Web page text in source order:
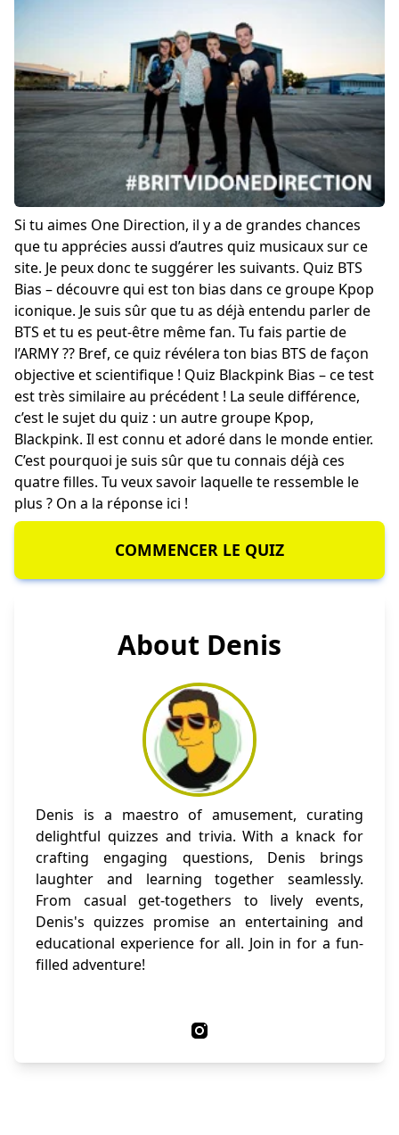
Si tu aimes One Direction, il y a de grandes chances
que tu apprécies aussi d’autres quiz musicaux sur ce
site. Je peux donc te suggérer les suivants. Quiz BTS
Bias – découvre qui est ton bias dans ce groupe Kpop
iconique. Je suis sûr que tu as déjà entendu parler de
BTS et tu es peut-être même fan. Tu fais partie de
l’ARMY ?? Bref, ce quiz révélera ton bias BTS de façon
objective et scientifique ! Quiz Blackpink Bias – ce test
est très similaire au précédent ! La seule différence,
c’est le sujet du quiz : un autre groupe Kpop,
Blackpink. Il est connu et adoré dans le monde entier.
C’est pourquoi je suis sûr que tu connais déjà ces
quatre filles. Tu veux savoir laquelle te ressemble le
plus ? On a la réponse ici !
COMMENCER LE QUIZ
About Denis
Denis is a maestro of amusement, curating
delightful quizzes and trivia. With a knack for
crafting engaging questions, Denis brings
laughter and learning together seamlessly.
From casual get-togethers to lively events,
Denis's quizzes promise an entertaining and
educational experience for all. Join in for a fun-
filled adventure!